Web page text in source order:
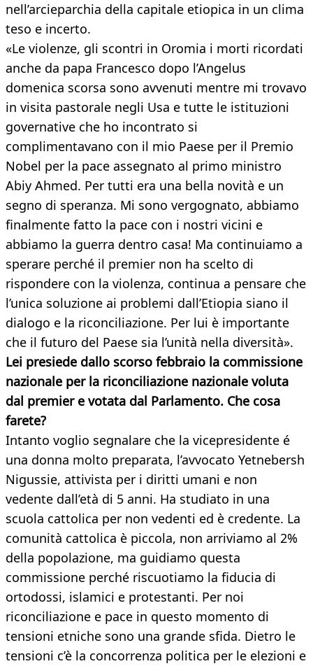
nell’arcieparchia della capitale etiopica in un clima
teso e incerto.
«Le violenze, gli scontri in Oromia i morti ricordati
anche da papa Francesco dopo l’Angelus
domenica scorsa sono avvenuti mentre mi trovavo
in visita pastorale negli Usa e tutte le istituzioni
governative che ho incontrato si
complimentavano con il mio Paese per il Premio
Nobel per la pace assegnato al primo ministro
Abiy Ahmed. Per tutti era una bella novità e un
segno di speranza. Mi sono vergognato, abbiamo
finalmente fatto la pace con i nostri vicini e
abbiamo la guerra dentro casa! Ma continuiamo a
sperare perché il premier non ha scelto di
rispondere con la violenza, continua a pensare che
l’unica soluzione ai problemi dall’Etiopia siano il
dialogo e la riconciliazione. Per lui è importante
che il futuro del Paese sia l’unità nella diversità».
Lei presiede dallo scorso febbraio la commissione
nazionale per la riconciliazione nazionale voluta
dal premier e votata dal Parlamento. Che cosa
farete?
Intanto voglio segnalare che la vicepresidente é
una donna molto preparata, l’avvocato Yetnebersh
Nigussie, attivista per i diritti umani e non
vedente dall’età di 5 anni. Ha studiato in una
scuola cattolica per non vedenti ed è credente. La
comunità cattolica è piccola, non arriviamo al 2%
della popolazione, ma guidiamo questa
commissione perché riscuotiamo la fiducia di
ortodossi, islamici e protestanti. Per noi
riconciliazione e pace in questo momento di
tensioni etniche sono una grande sfida. Dietro le
tensioni c’è la concorrenza politica per le elezioni e